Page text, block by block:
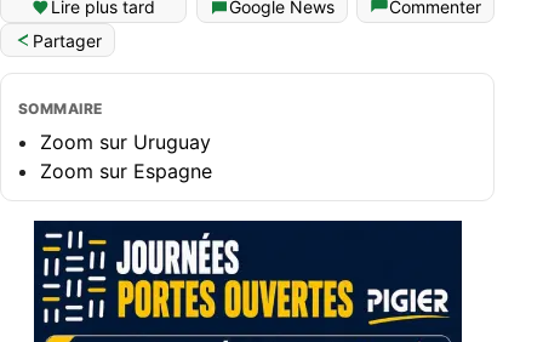
Lire plus tard Google News
Commenter
Partager
SOMMAIRE
Zoom sur Uruguay
Zoom sur Espagne